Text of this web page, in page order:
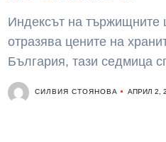
Индексът на тържищните
отразява цените на
България, тази седмица
СИЛВИЯ СТОЯНОВА АПРИЛ 2,